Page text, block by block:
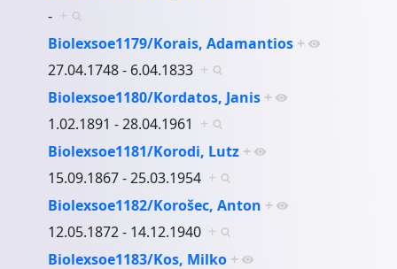
- +
Biolexsoe1179/Korais, Adamantios +
27.04.1748 - 6.04.1833 +
Biolexsoe1180/Kordatos, Janis +
1.02.1891 - 28.04.1961 +
Biolexsoe1181/Korodi, Lutz +
15.09.1867 - 25.03.1954 +
Biolexsoe1182/Korošec, Anton +
12.05.1872 - 14.12.1940 +
Biolexsoe1183/Kos, Milko +